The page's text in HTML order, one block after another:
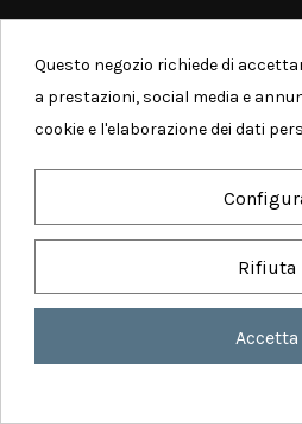
Questo negozio richiede di
a prestazioni, social media e
cookie e l'elaborazione dei dati
Rifiuta
Accetta